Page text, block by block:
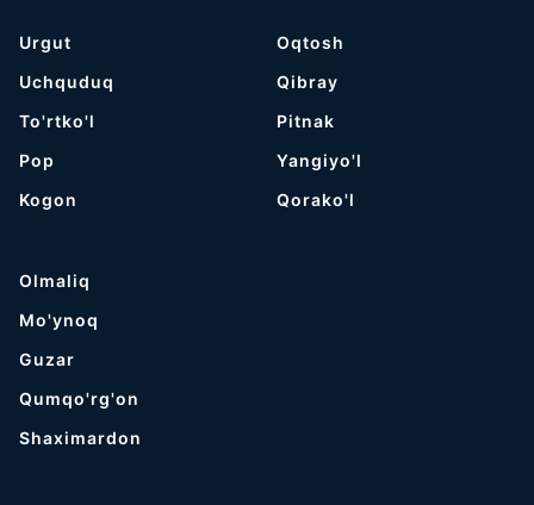
Urgut
Uchquduq
To'rtko'l
Pop
Kogon
Oqtosh
Qibray
Pitnak
Yangiyo'l
Qorako'l
Olmaliq
Mo'ynoq
Guzar
Qumqo'rg'on
Shaximardon